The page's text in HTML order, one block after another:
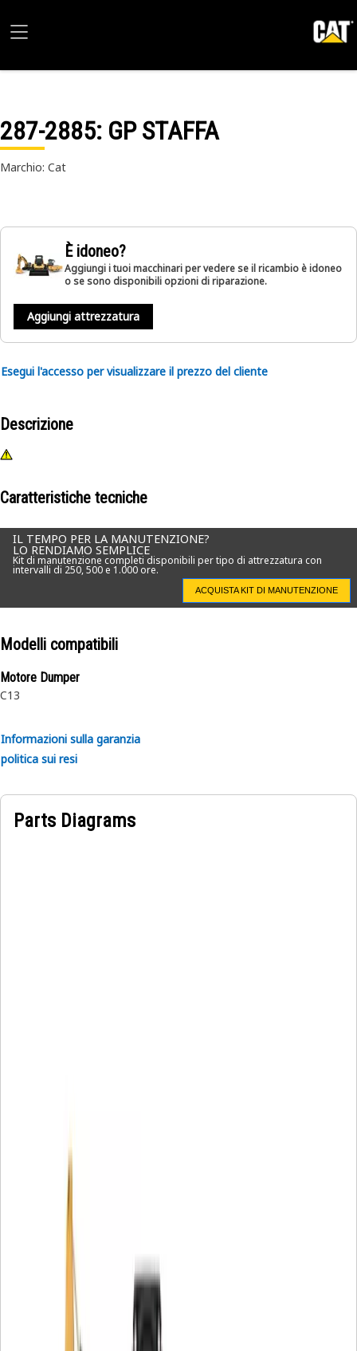
287-2885: GP STAFFA
Marchio: Cat
È idoneo?
Aggiungi i tuoi macchinari per vedere se il ricambio è idoneo
o se sono disponibili opzioni di riparazione.
Aggiungi attrezzatura
Esegui l'accesso per visualizzare il prezzo del cliente
Descrizione
Caratteristiche tecniche
IL TEMPO PER LA MANUTENZIONE?
LO RENDIAMO SEMPLICE
Kit di manutenzione completi disponibili per tipo di attrezzatura con
intervalli di 250, 500 e 1.000 ore.
ACQUISTA KIT DI MANUTENZIONE
Modelli compatibili
Motore Dumper
C13
Informazioni sulla garanzia
politica sui resi
Parts Diagrams